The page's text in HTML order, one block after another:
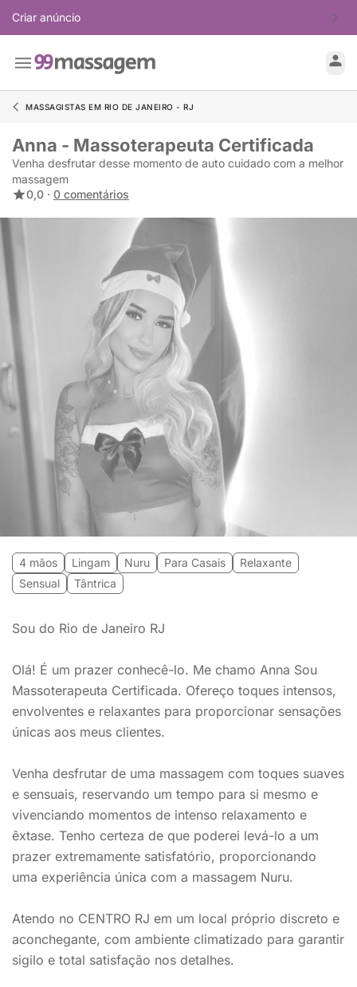
Criar anúncio
MASSAGISTAS EM RIO DE JANEIRO - RJ
Anna - Massoterapeuta Certificada
Venha desfrutar desse momento de auto cuidado com a melhor
massagem
0,0 · 0 comentários
4 mãos Lingam Nuru Para Casais
Relaxante
Sensual
Tântrica
Sou do Rio de Janeiro RJ
Olá! É um prazer conhecê-lo. Me chamo Anna Sou
Massoterapeuta Certificada. Ofereço toques intensos,
envolventes e relaxantes para proporcionar sensações
únicas aos meus clientes.
Venha desfrutar de uma massagem com toques suaves
e sensuais, reservando um tempo para si mesmo e
vivenciando momentos de intenso relaxamento e
êxtase. Tenho certeza de que poderei levá-lo a um
prazer extremamente satisfatório, proporcionando
uma experiência única com a massagem Nuru.
Atendo no CENTRO RJ em um local próprio discreto e
aconchegante, com ambiente climatizado para garantir
sigilo e total satisfação nos detalhes.